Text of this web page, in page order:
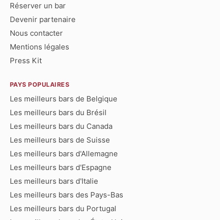
Réserver un bar
Devenir partenaire
Nous contacter
Mentions légales
Press Kit
PAYS POPULAIRES
Les meilleurs bars de Belgique
Les meilleurs bars du Brésil
Les meilleurs bars du Canada
Les meilleurs bars de Suisse
Les meilleurs bars d'Allemagne
Les meilleurs bars d'Espagne
Les meilleurs bars d'Italie
Les meilleurs bars des Pays-Bas
Les meilleurs bars du Portugal